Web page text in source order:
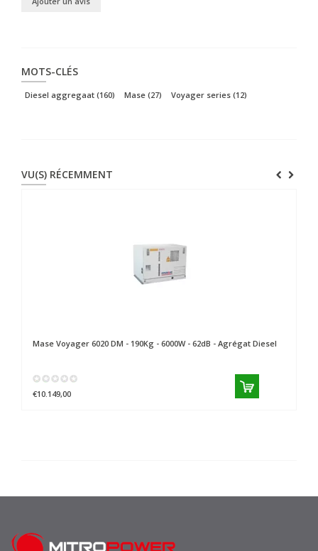
MOTS-CLÉS
Diesel aggregaat (160) Mase (27) Voyager series (12)
VU(S) RÉCEMMENT
Mase Voyager 6020 DM - 190Kg - 6000W - 62dB - Agrégat Diesel
€10.149,00